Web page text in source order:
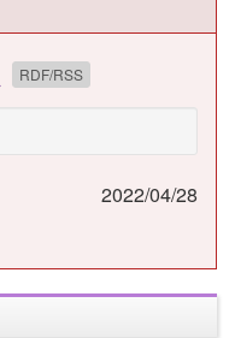
RDF/RSS
2022/04/28